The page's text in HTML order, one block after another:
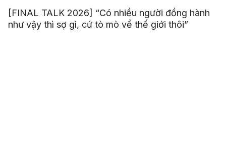
[FINAL TALK 2026] “Có nhiều người đồng hành
như vậy thì sợ gì, cứ tò mò về thế giới thôi”